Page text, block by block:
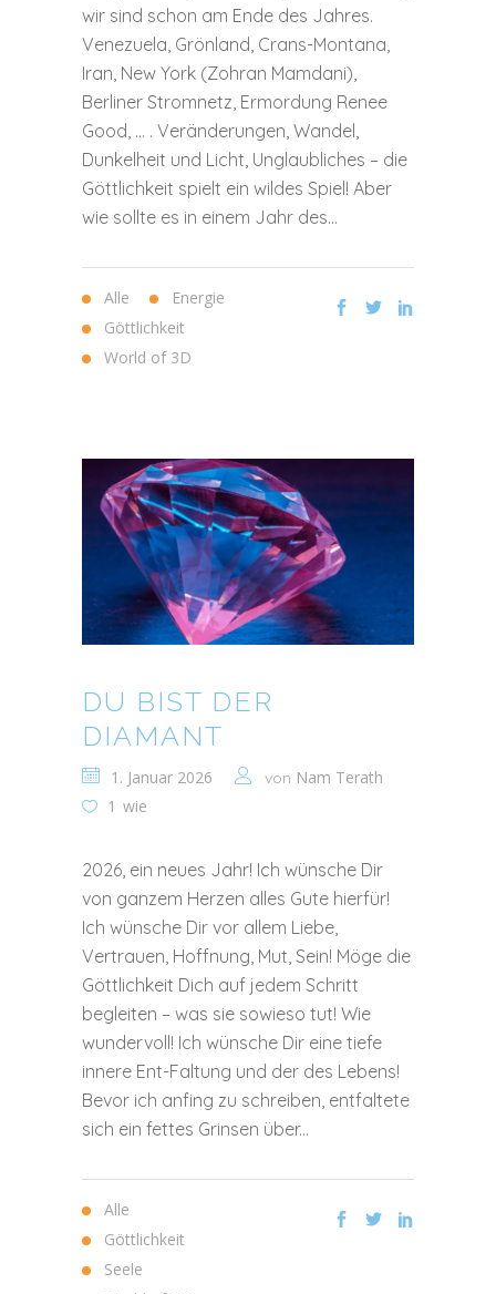
wir sind schon am Ende des Jahres.
Venezuela, Grönland, Crans-Montana,
Iran, New York (Zohran Mamdani),
Berliner Stromnetz, Ermordung Renee
Good, … . Veränderungen, Wandel,
Dunkelheit und Licht, Unglaubliches – die
Göttlichkeit spielt ein wildes Spiel! Aber
wie sollte es in einem Jahr des...
Alle
Energie
Göttlichkeit
World of 3D
DU BIST DER
DIAMANT
1. Januar 2026 von Nam Terath
1 wie
2026, ein neues Jahr! Ich wünsche Dir
von ganzem Herzen alles Gute hierfür!
Ich wünsche Dir vor allem Liebe,
Vertrauen, Hoffnung, Mut, Sein! Möge die
Göttlichkeit Dich auf jedem Schritt
begleiten – was sie sowieso tut! Wie
wundervoll! Ich wünsche Dir eine tiefe
innere Ent-Faltung und der des Lebens!
Bevor ich anfing zu schreiben, entfaltete
sich ein fettes Grinsen über...
Alle
Göttlichkeit
Seele